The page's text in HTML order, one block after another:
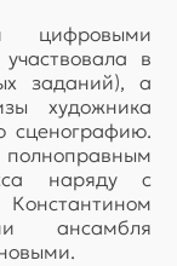
цифровыми
в
заданий), а
художника
сценографию.
наряду с
ансамбля